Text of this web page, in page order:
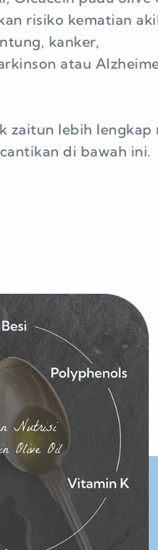
risiko kematian
kanker,
atau
zaitun lebih lengkap
di bawah ini.